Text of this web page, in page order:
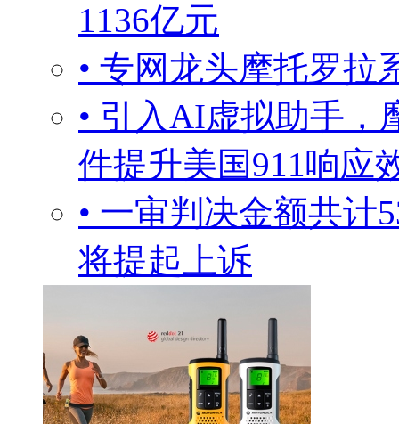
1136亿元
• 专网龙头摩托罗拉
• 引入AI虚拟助手，
件提升美国911响应
• 一审判决金额共计
将提起上诉